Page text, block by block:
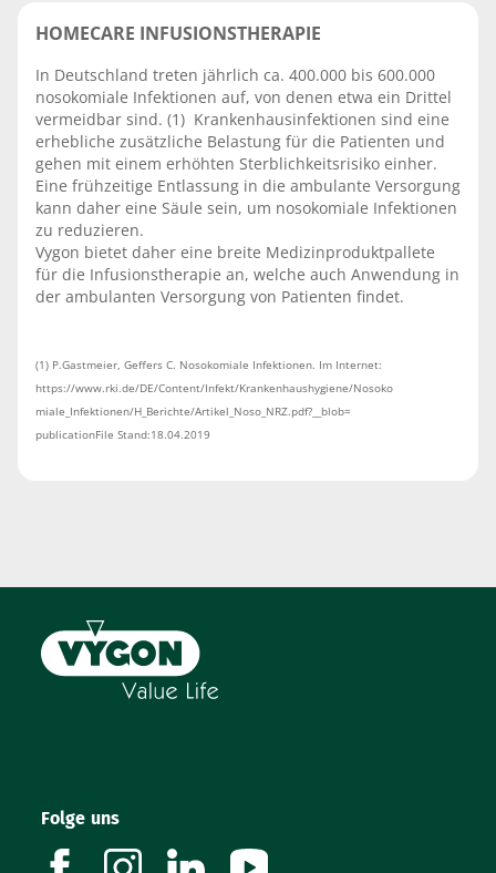
HOMECARE INFUSIONSTHERAPIE
In Deutschland treten jährlich ca. 400.000 bis 600.000
nosokomiale Infektionen auf, von denen etwa ein Drittel
vermeidbar sind. (1) Krankenhausinfektionen sind eine
er­hebliche zusätzliche Belastung für die Patienten und
gehen mit einem erhöhten Sterblichkeitsrisiko einher.
Eine frühzeitige Entlassung in die ambulante Versorgung
kann daher eine Säule sein, um nosokomiale Infektionen
zu reduzieren.
Vygon bietet daher eine breite Medizinproduktpallete
für die Infusionstherapie an, welche auch Anwendung in
der ambulanten Versorgung von Patienten findet.
(1) P.Gastmeier, Geffers C. Nosokomiale Infektionen. Im Internet:
https://www.rki.de/DE/Content/Infekt/Krankenhaushygiene/Nosoko­
miale_Infektionen/H_Berichte/Artikel_Noso_NRZ.pdf?__blob=­
publicationFile Stand:18.04.2019
Folge uns